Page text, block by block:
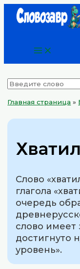
ПерейтиMain
Главная страница »
Слово
глагола
очередь
слово имеет
достигнуто
уровень».